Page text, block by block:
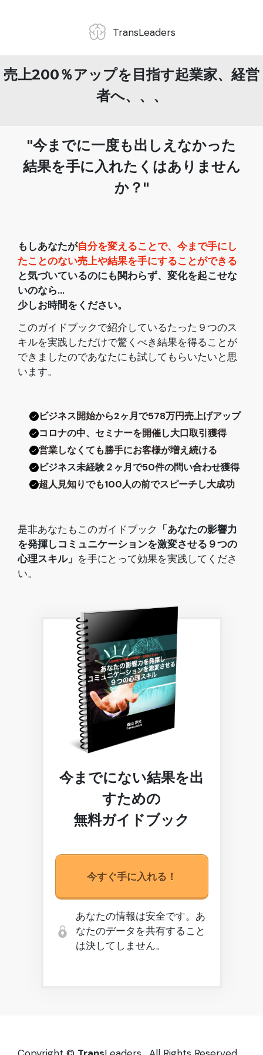
TransLeaders
売上200％アップを目指す起業家、経営
者へ、、、
"今までに一度も出しえなかった
結果を手に入れたくはありません
か？"
もしあなたが自分を変えることで、今まで手にし
たことのない売上や結果を手にすることができる
と気づいているのにも関わらず、変化を起こせな
いのなら...
少しお時間をください。
このガイドブックで紹介しているたった９つのス
キルを実践しただけで驚くべき結果を得ることが
できましたのであなたにも試してもらいたいと思
います。
ビジネス開始から2ヶ月で578万円売上げアップ
コロナの中、セミナーを開催し大口取引獲得
営業しなくても勝手にお客様が増え続ける
ビジネス未経験２ヶ月で50件の問い合わせ獲得
超人見知りでも100人の前でスピーチし大成功
是非あなたもこのガイドブック 「あなたの影響力
を発揮しコミュニケーションを激変させる９つの
心理スキル」 を手にとって効果を実践してくださ
い。
今までにない結果を出
すための
無料ガイドブック
今すぐ手に入れる！
あなたの情報は安全です。あ
なたのデータを共有すること
は決してしません。